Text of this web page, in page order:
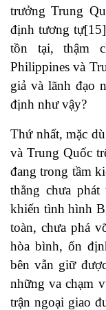
trưởng Trung
định tương tự[15]
tồn tại, thậm
Philippines và
giả và lãnh đạo
định như vậy?
Thứ nhất, mặc
và Trung Quốc
đang trong tầm
thẳng chưa
khiến tình hình
toàn, chưa phá
hòa bình, ổn
bên vẫn giữ
những va chạm
trận ngoại giao